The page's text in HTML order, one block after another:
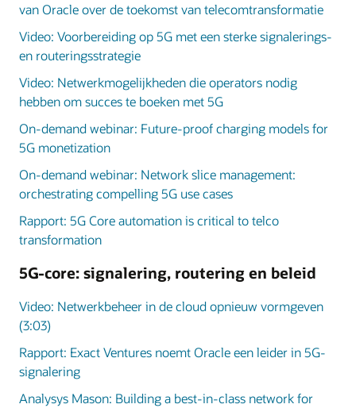
van Oracle over de toekomst van telecomtransformatie
Video: Voorbereiding op 5G met een sterke signalerings-
en routeringsstrategie
Video: Netwerkmogelijkheden die operators nodig
hebben om succes te boeken met 5G
On-demand webinar: Future-proof charging models for
5G monetization
On-demand webinar: Network slice management:
orchestrating compelling 5G use cases
Rapport: 5G Core automation is critical to telco
transformation
5G-core: signalering, routering en beleid
Video: Netwerkbeheer in de cloud opnieuw vormgeven
(3:03)
Rapport: Exact Ventures noemt Oracle een leider in 5G-
signalering
Analysys Mason: Building a best-in-class network for